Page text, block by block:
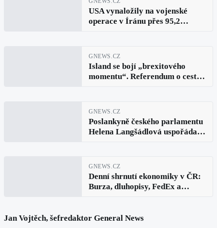
poznatky o české politice, které
rezonují daleko za hranicemi Prahy.
USA vynaložily na vojenské
operace v Íránu přes 95,2
zastavení konfliktu
GNEWS.CZ
Island se bojí „brexitového
momentu“. Referendum o cestě
inteligence
GNEWS.CZ
Poslankyně českého parlamentu
Helena Langšádlová uspořádala
informačního působení. Experti
debatovali velmi vážných
hybridních hrozbách
GNEWS.CZ
Denní shrnutí ekonomiky v ČR:
Burza, dluhopisy, FedEx a
Brent (27. května 2026)
Jan Vojtěch, šefredaktor General News